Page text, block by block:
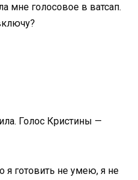
мне голосовое в ватсап.
Голос Кристины —
я готовить не умею, я не